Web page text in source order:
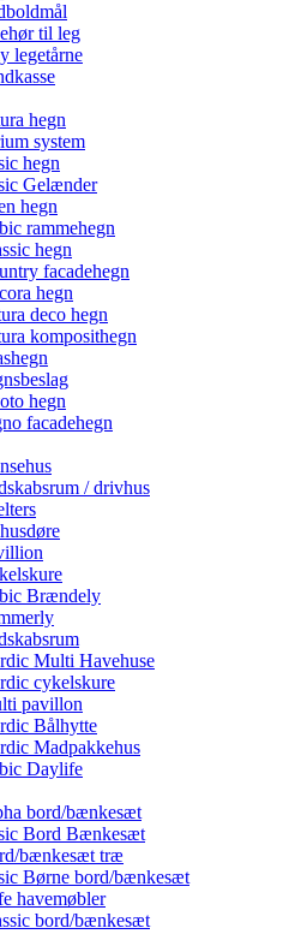
til leg
legetårne
hegn
system
hegn
Gelænder
hegn
rammehegn
hegn
facadehegn
hegn
deco hegn
komposithegn
hegn
facadehegn
/ drivhus
Brændely
Multi Havehuse
cykelskure
pavillon
Bålhytte
Madpakkehus
Daylife
bord/bænkesæt
Bord Bænkesæt
bænkesæt træ
Børne bord/bænkesæt
havemøbler
bord/bænkesæt